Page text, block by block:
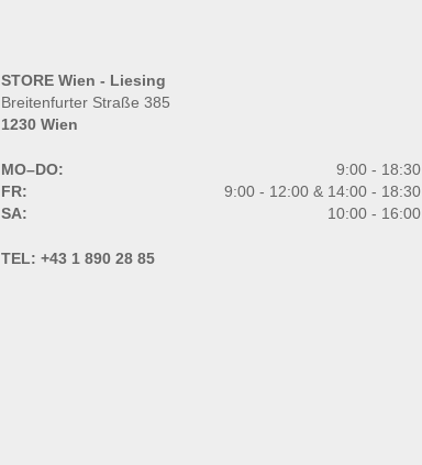
STORE Wien - Liesing
Breitenfurter Straße 385
1230 Wien
MO–DO:
9:00 - 18:30
FR:
9:00 - 12:00 & 14:00 - 18:30
SA:
10:00 - 16:00
TEL: +43 1 890 28 85